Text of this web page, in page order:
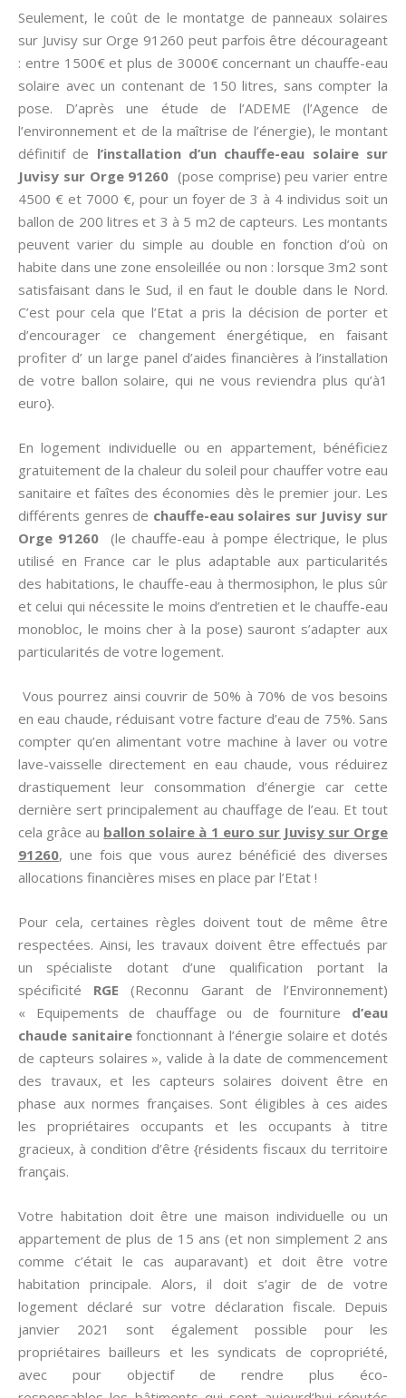
Seulement, le coût de le montatge de panneaux solaires
sur Juvisy sur Orge 91260 peut parfois être décourageant
: entre 1500€ et plus de 3000€ concernant un chauffe-eau
solaire avec un contenant de 150 litres, sans compter la
pose. D’après une étude de l’ADEME (l’Agence de
l’environnement et de la maîtrise de l’énergie), le montant
définitif de l’installation d’un chauffe-eau solaire sur
Juvisy sur Orge 91260 (pose comprise) peu varier entre
4500 € et 7000 €, pour un foyer de 3 à 4 individus soit un
ballon de 200 litres et 3 à 5 m2 de capteurs. Les montants
peuvent varier du simple au double en fonction d’où on
habite dans une zone ensoleillée ou non : lorsque 3m2 sont
satisfaisant dans le Sud, il en faut le double dans le Nord.
C’est pour cela que l’Etat a pris la décision de porter et
d’encourager ce changement énergétique, en faisant
profiter d’ un large panel d’aides financières à l’installation
de votre ballon solaire, qui ne vous reviendra plus qu’à1
euro}.
En logement individuelle ou en appartement, bénéficiez
gratuitement de la chaleur du soleil pour chauffer votre eau
sanitaire et faîtes des économies dès le premier jour. Les
différents genres de chauffe-eau solaires sur Juvisy sur
Orge 91260 (le chauffe-eau à pompe électrique, le plus
utilisé en France car le plus adaptable aux particularités
des habitations, le chauffe-eau à thermosiphon, le plus sûr
et celui qui nécessite le moins d’entretien et le chauffe-eau
monobloc, le moins cher à la pose) sauront s’adapter aux
particularités de votre logement.
Vous pourrez ainsi couvrir de 50% à 70% de vos besoins
en eau chaude, réduisant votre facture d’eau de 75%. Sans
compter qu’en alimentant votre machine à laver ou votre
lave-vaisselle directement en eau chaude, vous réduirez
drastiquement leur consommation d’énergie car cette
dernière sert principalement au chauffage de l’eau. Et tout
cela grâce au ballon solaire à 1 euro sur Juvisy sur Orge
91260, une fois que vous aurez bénéficié des diverses
allocations financières mises en place par l’Etat !
Pour cela, certaines règles doivent tout de même être
respectées. Ainsi, les travaux doivent être effectués par
un spécialiste dotant d’une qualification portant la
spécificité RGE(Reconnu Garant de l’Environnement)
« Equipements de chauffage ou de fourniture d’eau
chaude sanitairefonctionnant à l’énergie solaire et dotés
de capteurs solaires », valide à la date de commencement
des travaux, et les capteurs solaires doivent être en
phase aux normes françaises. Sont éligibles à ces aides
les propriétaires occupants et les occupants à titre
gracieux, à condition d’être {résidents fiscaux du territoire
français.
Votre habitation doit être une maison individuelle ou un
appartement de plus de 15 ans (et non simplement 2 ans
comme c’était le cas auparavant) et doit être votre
habitation principale. Alors, il doit s’agir de de votre
logement déclaré sur votre déclaration fiscale. Depuis
janvier 2021 sont également possible pour les
propriétaires bailleurs et les syndicats de copropriété,
avec pour objectif de rendre plus éco-